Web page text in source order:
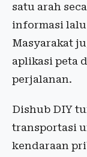
satu arah
informasi
Masyarakat
aplikasi peta
perjalanan.
Dishub DIY
transportasi
kendaraan